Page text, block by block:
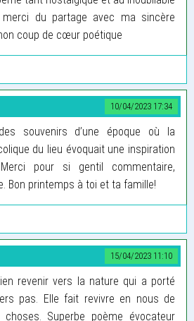
merci du partage avec ma sincère
coup de cœur poétique
10/04/2023 17:34
souvenirs d’une époque où la
du lieu évoquait une inspiration
pour si gentil commentaire,
Bon printemps à toi et ta famille!
15/04/2023 11:10
revenir vers la nature qui a porté
pas. Elle fait revivre en nous de
choses. Superbe poème évocateur